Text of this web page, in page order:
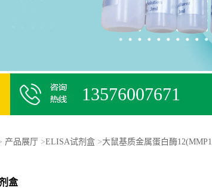
13576007671
产品展厅 >ELISA试剂盒>大鼠基质金属蛋白酶
盒